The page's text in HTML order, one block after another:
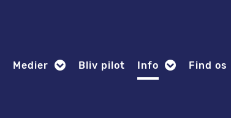
Medier Bliv pilot Info Find os